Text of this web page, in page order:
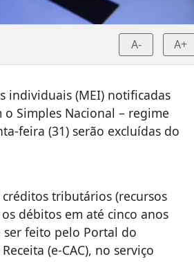
A- A+
individuais (MEI) notificadas
Simples Nacional – regime
feira (31) serão excluídas do
tributários (recursos
débitos em até cinco anos
feito pelo Portal do
(e-CAC), no serviço